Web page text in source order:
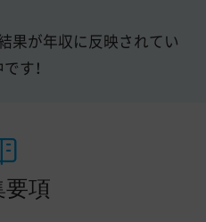
果が年収に反映されてい
す！
項